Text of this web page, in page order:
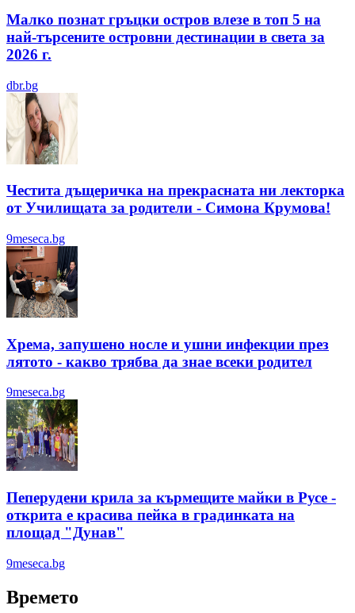
Малко познат гръцки остров влезе в топ 5 на
най-търсените островни дестинации в света за
2026 г.
dbr.bg
Честита дъщеричка на прекрасната ни лекторка
от Училищата за родители - Симона Крумова!
9meseca.bg
Хрема, запушено носле и ушни инфекции през
лятотo - какво трябва да знае всеки родител
9meseca.bg
Пеперудени крила за кърмещите майки в Русе -
открита е красива пейка в градинката на
площад "Дунав"
9meseca.bg
Времето